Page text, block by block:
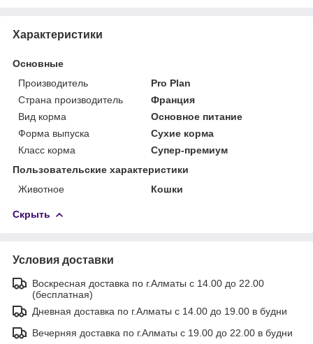
Характеристики
Основные
Производитель
Pro Plan
Страна производитель
Франция
Вид корма
Основное питание
Форма выпуска
Сухие корма
Класс корма
Супер-премиум
Пользовательские характеристики
Животное
Кошки
Скрыть
Условия доставки
Воскресная доставка по г.Алматы с 14.00 до 22.00
(бесплатная)
Дневная доставка по г.Алматы с 14.00 до 19.00 в будни
Вечерняя доставка по г.Алматы с 19.00 до 22.00 в будни